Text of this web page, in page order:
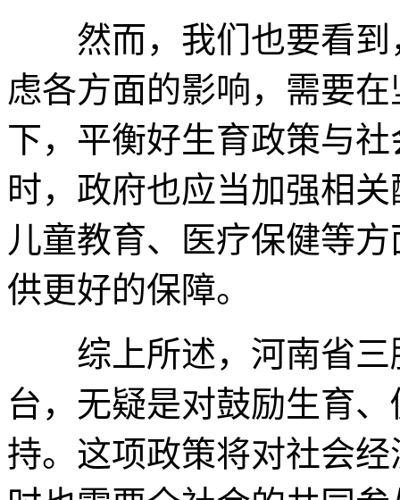
然而，我们也要看到
虑各方面的影响，需要
下，平衡好生育政策与
时，政府也应当加强相
儿童教育、医疗保健等
供更好的保障。
综上所述，河南省三
台，无疑是对鼓励生育
持。这项政策将对社会